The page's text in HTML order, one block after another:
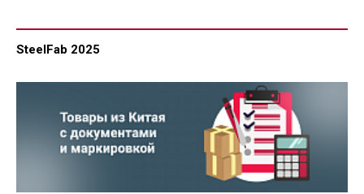
SteelFab 2025